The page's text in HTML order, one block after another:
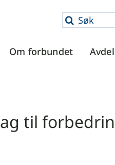
Søk
Om forbundet
til